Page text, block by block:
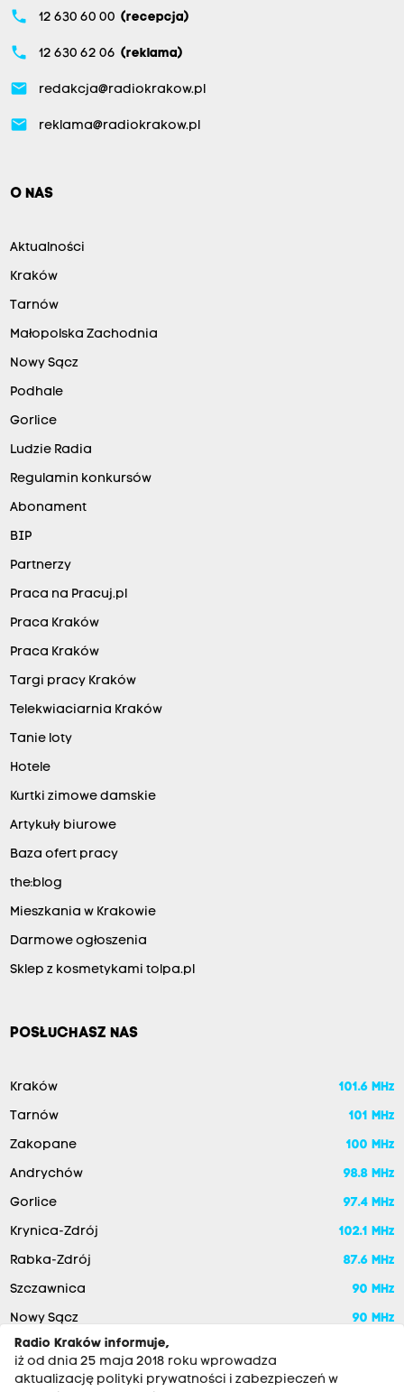
phone 12 630 60 00 (recepcja)
phone 12 630 62 06 (reklama)
email redakcja@radiokrakow.pl
email reklama@radiokrakow.pl
O NAS
Aktualności
Kraków
Tarnów
Małopolska Zachodnia
Nowy Sącz
Podhale
Gorlice
Ludzie Radia
Regulamin konkursów
Abonament
BIP
Partnerzy
Praca na Pracuj.pl
Praca Kraków
Praca Kraków
Targi pracy Kraków
Telekwiaciarnia Kraków
Tanie loty
Hotele
Kurtki zimowe damskie
Artykuły biurowe
Baza ofert pracy
the:blog
Mieszkania w Krakowie
Darmowe ogłoszenia
Sklep z kosmetykami tolpa.pl
POSŁUCHASZ NAS
Kraków 101.6 MHz
Tarnów 101 MHz
Zakopane 100 MHz
Andrychów 98.8 MHz
Gorlice 97.4 MHz
Krynica-Zdrój 102.1 MHz
Rabka-Zdrój 87.6 MHz
Szczawnica 90 MHz
Nowy Sącz
90 MHz
Radio Kraków informuje,
iż od dnia 25 maja 2018 roku wprowadza
aktualizację polityki prywatności i zabezpieczeń w